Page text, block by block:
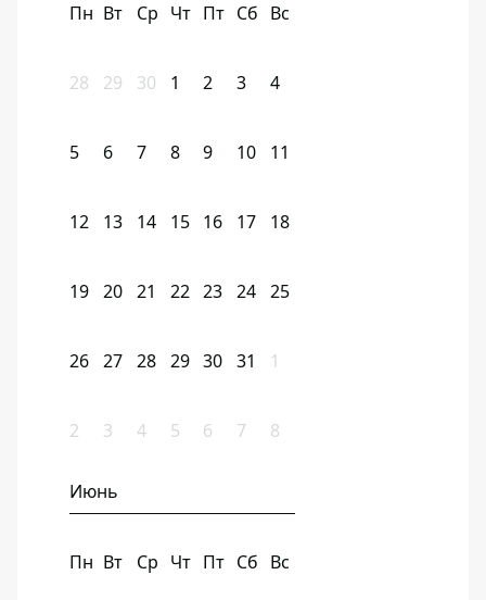
Пн Вт Ср Чт Пт Сб Вс
28 29 30 1 2 3 4
5 6 7 8 9 10 11
12 13 14 15 16 17 18
19 20 21 22 23 24 25
26 27 28 29 30 31 1
2 3 4 5 6 7 8
Июнь
Пн Вт Ср Чт Пт Сб Вс